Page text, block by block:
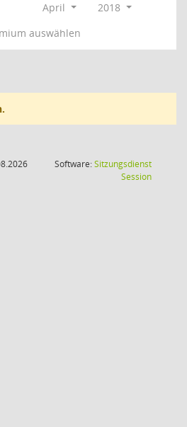
April
2018
auswählen
Software:Sitzungsdienst
Session(Wird in